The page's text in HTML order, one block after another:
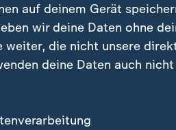
Regierung bis 2030
Gesetz": In keinem
leben.
auf deinem Gerät
wir deine Daten ohne
die nicht unsere
deine Daten auch nicht